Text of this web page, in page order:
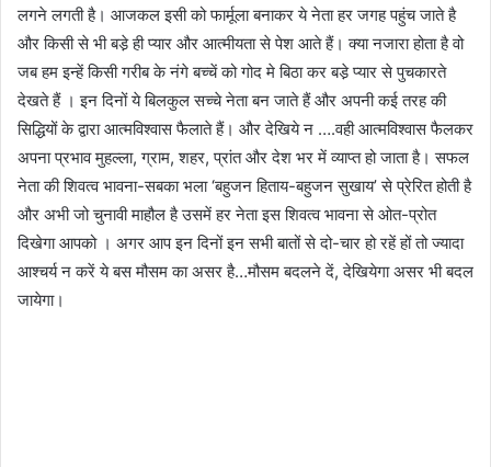
लगने लगती है। आजकल इसी को फार्मूला बनाकर ये नेता हर जगह पहुंच जाते है
और किसी से भी बडे़ ही प्यार और आत्मीयता से पेश आते हैं। क्या नजारा होता है वो
जब हम इन्हें किसी गरीब के नंगे बच्चें को गोद मे बिठा कर बडे़ प्यार से पुचकारते
देखते हैं । इन दिनों ये बिलकुल सच्चे नेता बन जाते हैं और अपनी कई तरह की
सिद्धियों के द्वारा आत्मविश्वास फैलाते हैं। और देखिये न ….वही आत्मविश्वास फैलकर
अपना प्रभाव मुहल्ला, ग्राम, शहर, प्रांत और देश भर में व्याप्त हो जाता है। सफल
नेता की शिवत्व भावना-सबका भला ‘बहुजन हिताय-बहुजन सुखाय’ से प्रेरित होती है
और अभी जो चुनावी माहौल है उसमें हर नेता इस शिवत्व भावना से ओत-प्रोत
दिखेगा आपको । अगर आप इन दिनों इन सभी बातों से दो-चार हो रहें हों तो ज्यादा
आश्चर्य न करें ये बस मौसम का असर है…मौसम बदलने दें, देखियेगा असर भी बदल
जायेगा।